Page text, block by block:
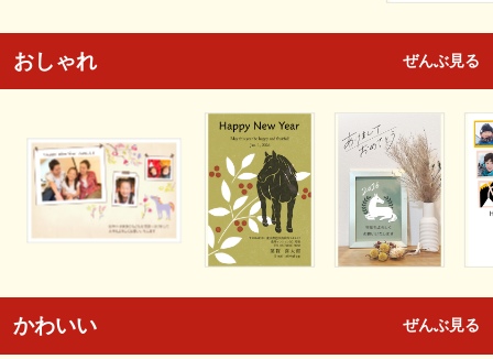
おしゃれ ぜんぶ見る
かわいい ぜんぶ見る